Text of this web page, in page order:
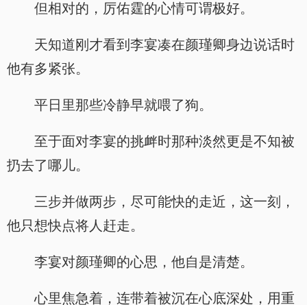
但相对的，厉佑霆的心情可谓极好。
天知道刚才看到李宴凑在颜瑾卿身边说话时
他有多紧张。
平日里那些冷静早就喂了狗。
至于面对李宴的挑衅时那种淡然更是不知被
扔去了哪儿。
三步并做两步，尽可能快的走近，这一刻，
他只想快点将人赶走。
李宴对颜瑾卿的心思，他自是清楚。
心里焦急着，连带着被沉在心底深处，用重